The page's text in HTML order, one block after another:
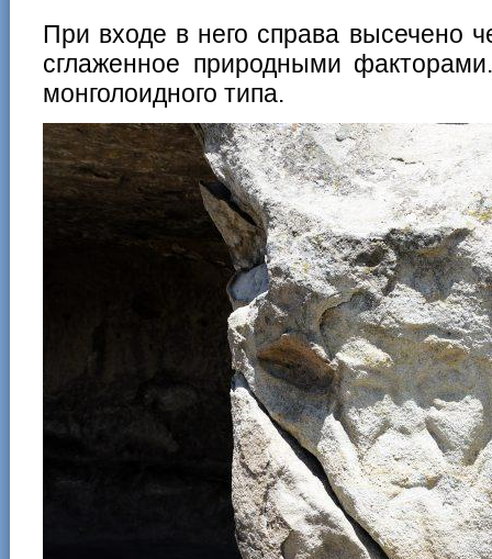
При входе в него справа высечено
сглаженное природными
монголоидного типа.